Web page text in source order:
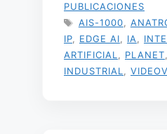
PUBLICACIONES
ETIQUETAS
AIS-1000
IP
EDGE AI IA
ARTIFICIAL
PLANET
INDUSTRIAL